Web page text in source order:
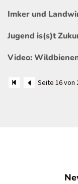
Imker und
Jugend is(s)t
Video:
Seite 16 von